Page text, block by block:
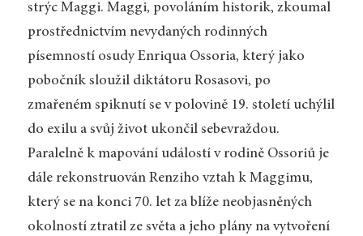
strýc Maggi. Maggi, povoláním historik, zkoumal
prostřednictvím nevydaných rodinných
písemností osudy Enriqua Ossoria, který jako
pobočník sloužil diktátoru Rosasovi, po
zmařeném spiknutí se v polovině 19. století uchýlil
do exilu a svůj život ukončil sebevraždou.
Paralelně k mapování událostí v rodině Ossoriů je
dále rekonstruován Renziho vztah k Maggimu,
který se na konci 70. let za blíže neobjasněných
okolností ztratil ze světa a jeho plány na vytvoření